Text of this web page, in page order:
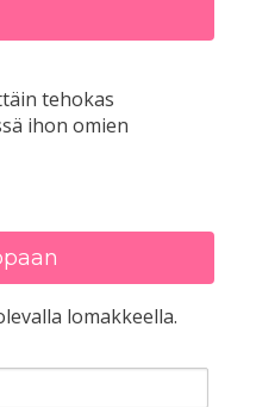
tehokas
ihon omien
lomakkeella.